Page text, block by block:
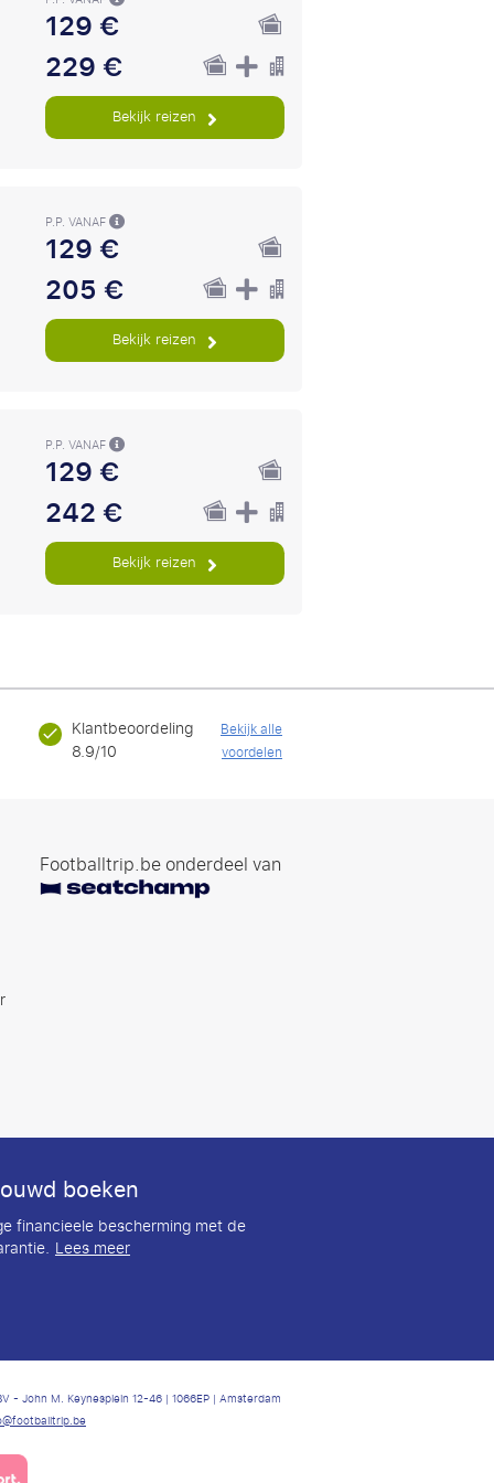
129 €
229 €
Bekijk reizen
P.P. VANAF
129 €
205 €
Bekijk reizen
P.P. VANAF
129 €
242 €
Bekijk reizen
Klantbeoordeling
8.9/10
Bekijk alle
voordelen
Footballtrip.be onderdeel van
boeken
financieele bescherming met de
Lees meer
John M. Keynesplein 12-46 | 1066EP | Amsterdam